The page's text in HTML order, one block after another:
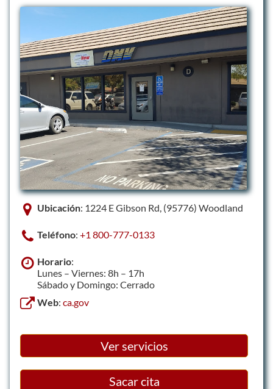
Ubicación: 1224 E Gibson Rd, (95776) Woodland
Teléfono: +1 800-777-0133
Horario:
Lunes – Viernes: 8h – 17h
Sábado y Domingo: Cerrado
Web: ca.gov
Ver servicios
Sacar cita